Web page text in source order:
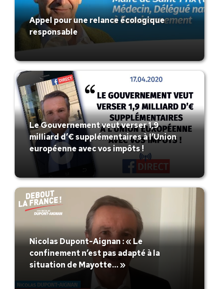
Appel pour une relance écologique
responsable
Le Gouvernement veut verser 1,9
milliard d’€ supplémentaires à l’Union
européenne avec vos impôts !
Nicolas Dupont-Aignan : « Le
confinement n’est pas adapté à la
situation de Mayotte… »